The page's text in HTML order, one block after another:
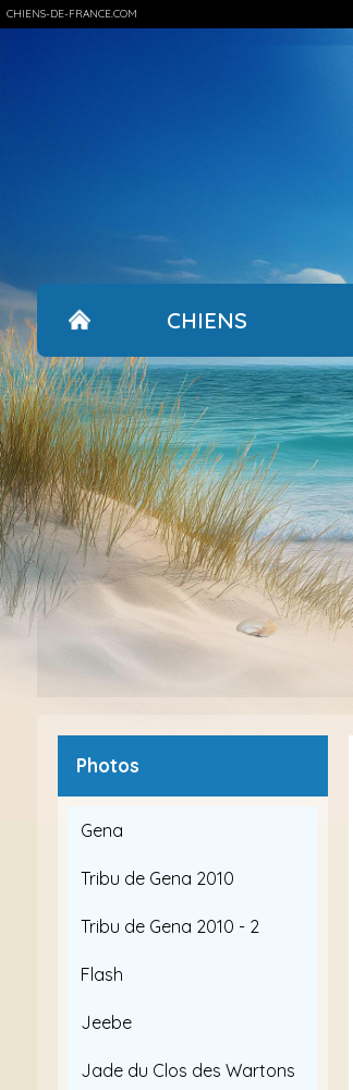
CHIENS-DE-FRANCE.COM
CHIENS
Photos
Gena
Tribu de Gena 2010
Tribu de Gena 2010 - 2
Flash
Jeebe
Jade du Clos des Wartons